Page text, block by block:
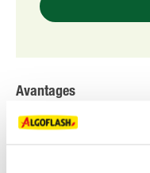
Avantages
Convient à tout